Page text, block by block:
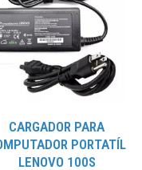
CARGADOR PARA
PORTATÍL
LENOVO 100S